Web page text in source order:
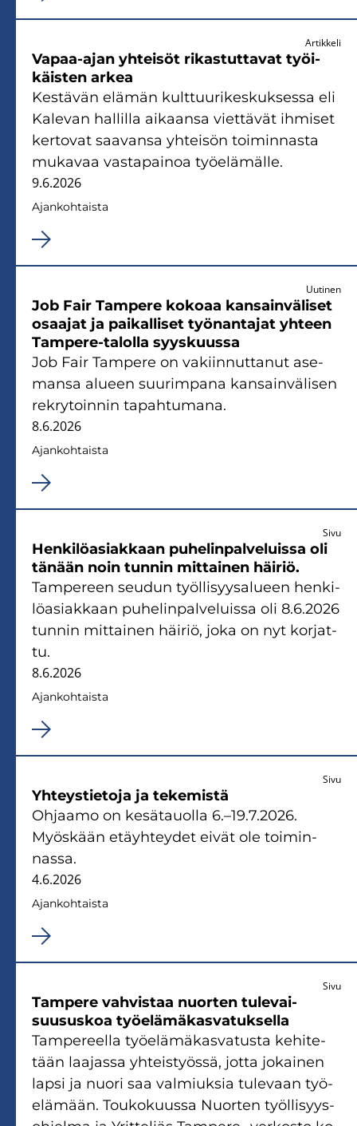
Artikkeli
Vapaa-​ajan yh­tei­söt ri­kas­tut­ta­vat työi­
käis­ten arkea
Kes­tä­vän elä­män kult­tuu­ri­kes­kuk­ses­sa eli
Ka­le­van hal­lil­la ai­kaan­sa viet­tä­vät ih­mi­set
ker­to­vat saa­van­sa yh­tei­sön toi­min­nas­ta
mu­ka­vaa vas­ta­pai­noa työ­elä­mäl­le.
9.6.2026
Ajan­koh­tais­ta
Uutinen
Job Fair Tam­pe­re ko­ko­aa kan­sain­vä­li­set
osaa­jat ja pai­kal­li­set työ­nan­ta­jat yh­teen
Tampere-​talolla syys­kuus­sa
Job Fair Tam­pe­re on va­kiin­nut­ta­nut ase­
man­sa alu­een suu­rim­pa­na kan­sain­vä­li­sen
rek­ry­toin­nin ta­pah­tu­ma­na.
8.6.2026
Ajan­koh­tais­ta
Sivu
Hen­ki­lö­asiak­kaan pu­he­lin­pal­ve­luis­sa oli
tä­nään noin tun­nin mit­tai­nen häi­riö.
Tam­pe­reen seu­dun työl­li­syy­sa­lu­een hen­ki­
lö­asiak­kaan pu­he­lin­pal­ve­luis­sa oli 8.6.2026
tun­nin mit­tai­nen häi­riö, joka on nyt kor­jat­
tu.
8.6.2026
Ajan­koh­tais­ta
Sivu
Yh­teys­tie­to­ja ja te­ke­mis­tä
Oh­jaa­mo on ke­sä­tauol­la 6.–19.7.2026.
Myös­kään etäyh­tey­det eivät ole toi­min­
nas­sa.
4.6.2026
Ajan­koh­tais­ta
Sivu
Tam­pe­re vah­vis­taa nuor­ten tu­le­vai­
suusus­koa työ­elä­mä­kas­va­tuk­sel­la
Tam­pe­reel­la työ­elä­mä­kas­va­tus­ta ke­hi­te­
tään laa­jas­sa yh­teis­työs­sä, jotta jo­kai­nen
lapsi ja nuori saa val­miuk­sia tu­le­vaan työ­
elä­mään. Tou­ko­kuus­sa Nuor­ten työl­li­syys­